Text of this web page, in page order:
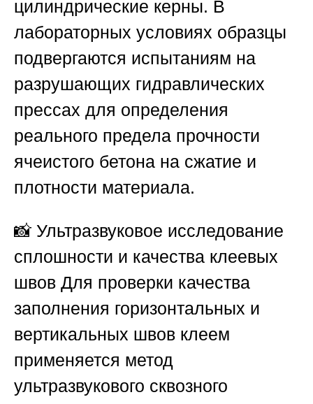
цилиндрические керны. В
лабораторных условиях образцы
подвергаются испытаниям на
разрушающих гидравлических
прессах для определения
реального предела прочности
ячеистого бетона на сжатие и
плотности материала.
📸 Ультразвуковое исследование
сплошности и качества клеевых
швов Для проверки качества
заполнения горизонтальных и
вертикальных швов клеем
применяется метод
ультразвукового сквозного